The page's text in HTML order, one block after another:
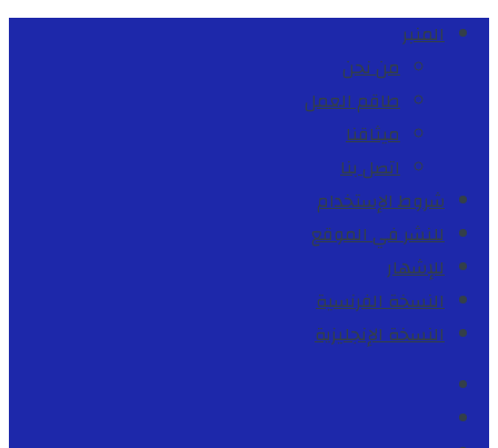
المنبر
من نحن
طاقم العمل
ميثاقنا
اتصل بنا
شروط الإستخدام
للنشر في الموقع
للإشهار
النسخة الفرنسية
النسخة الإنجليزية